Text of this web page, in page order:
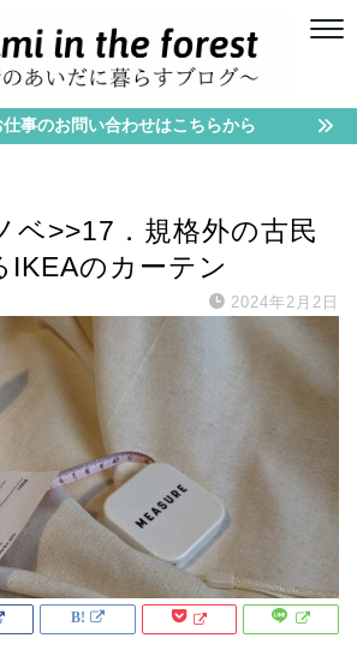
事のお問い合わせはこちらから
ベ>>17．規格外の古民
IKEAのカーテン
2024年2月2日